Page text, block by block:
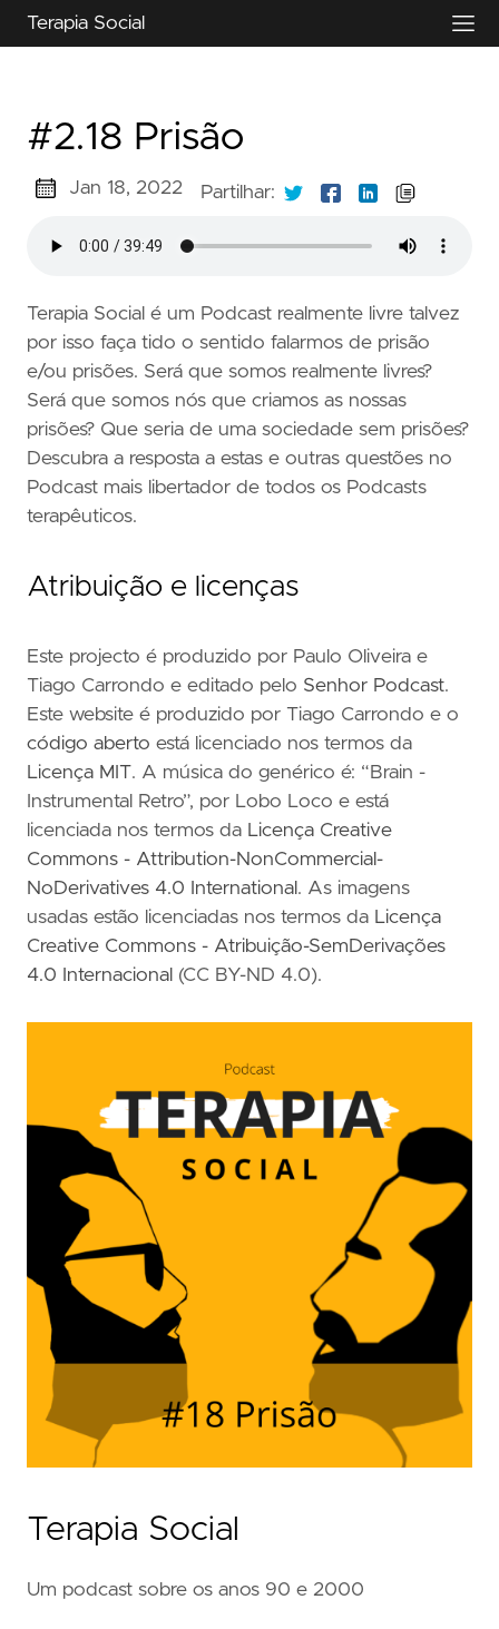
Terapia Social
#2.18 Prisão
Jan 18, 2022 Partilhar:
Terapia Social é um Podcast realmente livre talvez
por isso faça tido o sentido falarmos de prisão
e/ou prisões. Será que somos realmente livres?
Será que somos nós que criamos as nossas
prisões? Que seria de uma sociedade sem prisões?
Descubra a resposta a estas e outras questões no
Podcast mais libertador de todos os Podcasts
terapêuticos.
Atribuição e licenças
Este projecto é produzido por Paulo Oliveira e
Tiago Carrondo e editado pelo Senhor Podcast.
Este website é produzido por Tiago Carrondo e o
código aberto está licenciado nos termos da
Licença MIT. A música do genérico é: “Brain -
Instrumental Retro”, por Lobo Loco e está
licenciada nos termos da Licença Creative
Commons - Attribution-NonCommercial-
NoDerivatives 4.0 International . As imagens
usadas estão licenciadas nos termos da Licença
Creative Commons - Atribuição-SemDerivações
4.0 Internacional (CC BY-ND 4.0).
Terapia Social
Um podcast sobre os anos 90 e 2000